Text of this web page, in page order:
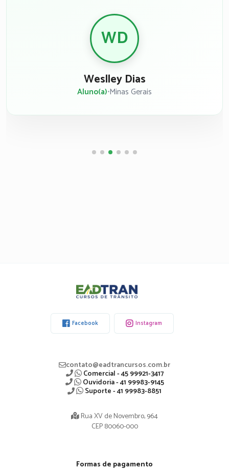
WD
Weslley Dias
Aluno(a)•Minas Gerais
Eadtran
-
Facebook Instagram
contato@eadtrancursos.com.br
Comercial - 45 99921-3417
Ouvidoria - 41 99983-9145
Suporte - 41 99983-8851
Rua XV de Novembro, 964
CEP 80060-000
Formas de pagamento